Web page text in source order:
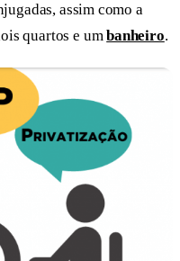
assim como a
quartos e umbanheiro.